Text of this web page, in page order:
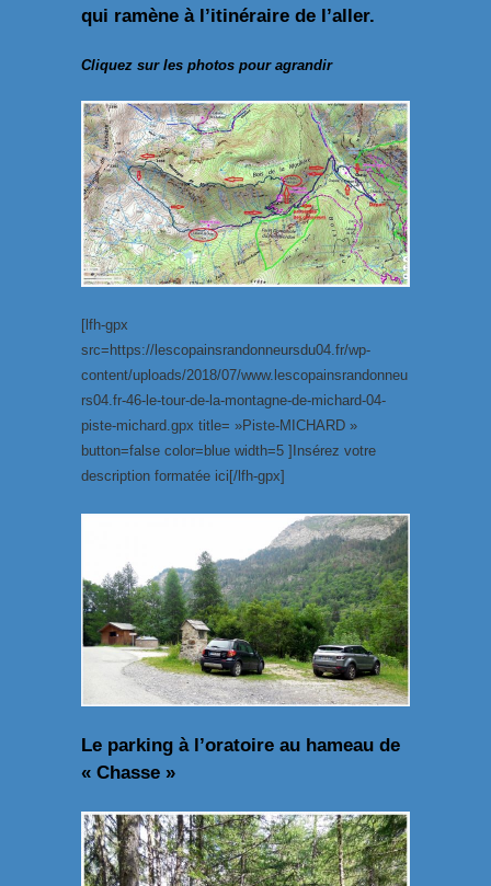
qui ramène à l’itinéraire de l’aller.
Cliquez sur les photos pour agrandir
[lfh-gpx
src=https://lescopainsrandonneursdu04.fr/wp-
content/uploads/2018/07/www.lescopainsrandonneu
rs04.fr-46-le-tour-de-la-montagne-de-michard-04-
piste-michard.gpx title= »Piste-MICHARD »
button=false color=blue width=5 ]Insérez votre
description formatée ici[/lfh-gpx]
Le parking à l’oratoire au hameau de
« Chasse »